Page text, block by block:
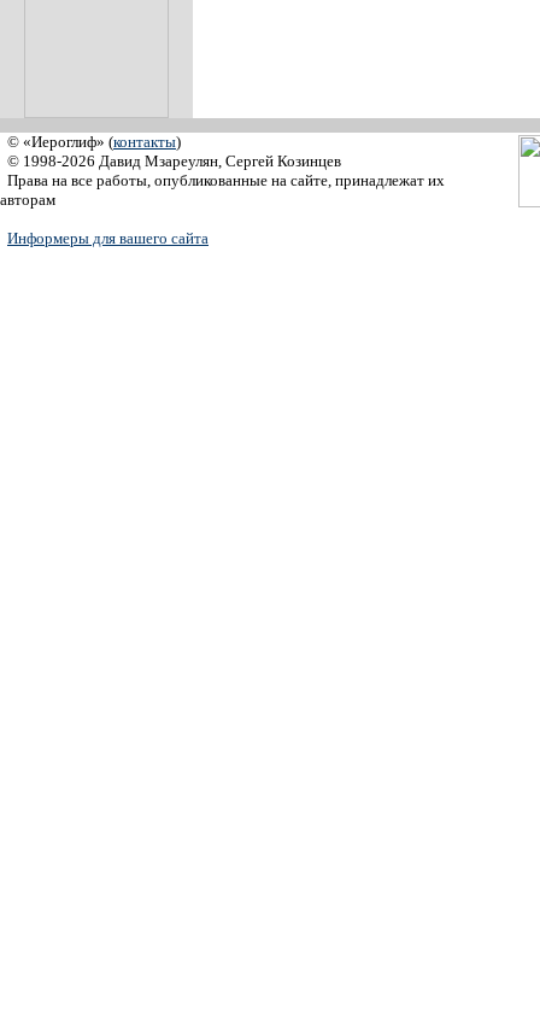
© «Иероглиф» (контакты)
© 1998-2026 Давид Мзареулян, Сергей Козинцев
Права на все работы, опубликованные на сайте, принадлежат их
авторам
Информеры для вашего сайта